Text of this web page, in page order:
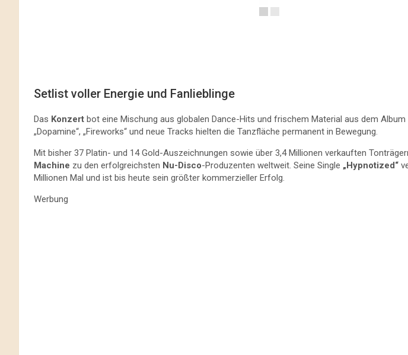
Setlist voller Energie und Fanlieblinge
Das Konzert bot eine Mischung aus globalen Dance-Hits und frischem Material aus dem Album
„Dopamine“, „Fireworks“ und neue Tracks hielten die Tanzfläche permanent in Bewegung.
Mit bisher 37 Platin- und 14 Gold-Auszeichnungen sowie über 3,4 Millionen verkauften
Machine zu den erfolgreichsten Nu-Disco-Produzenten weltweit. Seine Single „Hypnotized“
Millionen Mal und ist bis heute sein größter kommerzieller Erfolg.
Werbung